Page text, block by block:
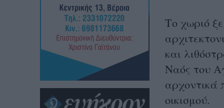
Το χωριό
και
Ναός του
αρχοντικά
οικισμού.